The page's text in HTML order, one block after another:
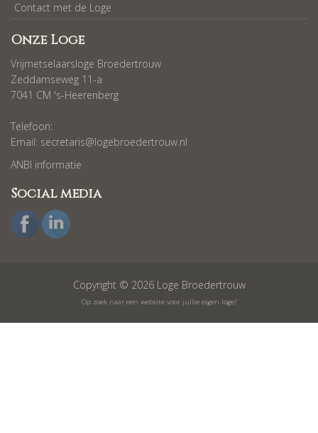
Contact met de Loge
Onze Loge
Vrijmetselaarsloge Broedertrouw
Zeddamseweg 11-a
7041 CM 's-Heerenberg
Telefoon:
Email: secretaris@logebroedertrouw.nl
ANBI informatie
Social media
Copyright © 2026 Loge Broedertrouw
Op zoek naar een website voor jullie eigen loge?